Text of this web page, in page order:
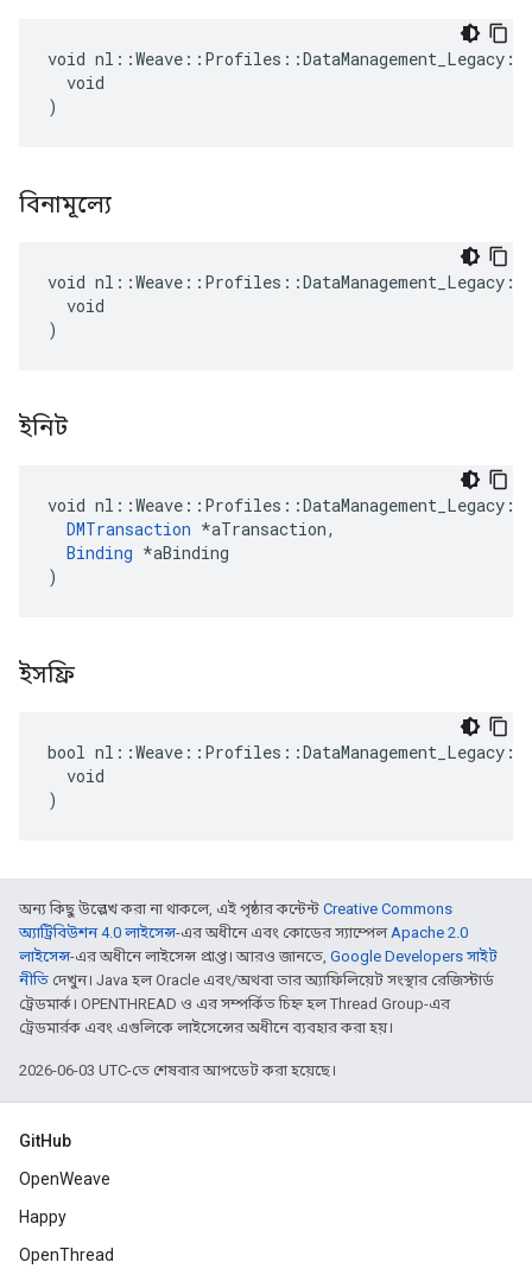
void
  void
)
বিনামূল্যে
void
  void
)
ইনিট
void
DMTransaction *aTransaction,
Binding *aBinding
)
ইসফ্রি
bool
  void
)
অন্য কিছু উল্লেখ করা না থাকলে, এই পৃষ্ঠার কন্টেন্ট Creative Commons
অ্যাট্রিবিউশন 4.0 লাইসেন্স-এর অধীনে এবং কোডের স্যাম্পেলApache 2.0
লাইসেন্স-এর অধীনে লাইসেন্স প্রাপ্ত। আরও জানতে, Google Developers সাইট
নীতি দেখুন। Java হল Oracle এবং/অথবা তার অ্যাফিলিয়েট সংস্থার রেজিস্টার্ড
ট্রেডমার্ক। OPENTHREAD ও এর সম্পর্কিত চিহ্ন হল Thread Group-এর
ট্রেডমার্রক এবং এগুলিকে লাইসেন্সের অধীনে ব্যবহার করা হয়।
2026-06-03 UTC-তে শেষবার আপডেট করা হয়েছে।
GitHub
OpenWeave
Happy
OpenThread